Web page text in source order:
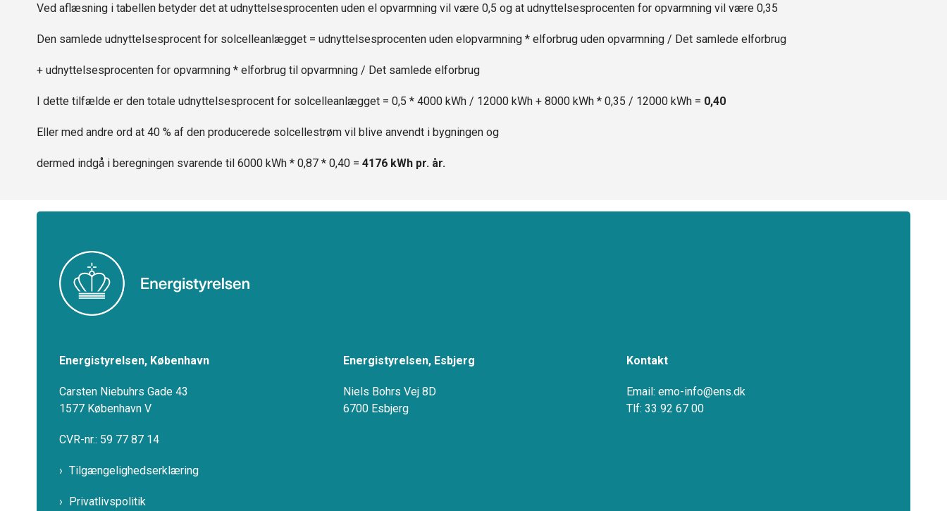
Ved aflæsning i tabellen betyder det at udnyttelsesprocenten uden el opvarmning vil være 0,5 og at udnyttelsesprocenten for opvarmning vil være 0,35
Den samlede udnyttelsesprocent for solcelleanlægget = udnyttelsesprocenten uden elopvarmning * elforbrug uden opvarmning / Det samlede elforbrug
+ udnyttelsesprocenten for opvarmning * elforbrug til opvarmning / Det samlede elforbrug
I dette tilfælde er den totale udnyttelsesprocent for solcelleanlægget = 0,5 * 4000 kWh / 12000 kWh + 8000 kWh * 0,35 / 12000 kWh = 0,40
Eller med andre ord at 40 % af den producerede solcellestrøm vil blive anvendt i bygningen og
dermed indgå i beregningen svarende til 6000 kWh * 0,87 * 0,40 = 4176 kWh pr. år.
Energistyrelsen, København
Carsten Niebuhrs Gade 43
1577 København V
CVR-nr.: 59 77 87 14
Tilgængelighedserklæring
Privatlivspolitik
Energistyrelsen, Esbjerg
Niels Bohrs Vej 8D
6700 Esbjerg
Kontakt
Email: emo-info@ens.dk
Tlf: 33 92 67 00